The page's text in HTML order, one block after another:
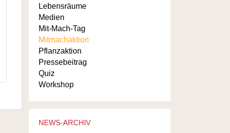
Lebensräume
Medien
Mit-Mach-Tag
Mitmachaktion
Pflanzaktion
Pressebeitrag
Quiz
Workshop
NEWS-ARCHIV